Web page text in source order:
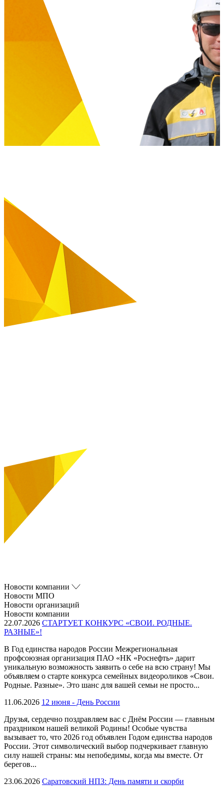
Новости компании
Новости МПО
Новости организаций
Новости компании
22.07.2026 СТАРТУЕТ КОНКУРС «СВОИ. РОДНЫЕ.
РАЗНЫЕ»!
В Год единства народов России Межрегиональная
профсоюзная организация ПАО «НК «Роснефть» дарит
уникальную возможность заявить о себе на всю страну! Мы
объявляем о старте конкурса семейных видеороликов «Свои.
Родные. Разные». Это шанс для вашей семьи не просто...
11.06.2026 12 июня - День России
Друзья, сердечно поздравляем вас с Днём России — главным
праздником нашей великой Родины! Особые чувства
вызывает то, что 2026 год объявлен Годом единства народов
России. Этот символический выбор подчеркивает главную
силу нашей страны: мы непобедимы, когда мы вместе. От
берегов...
23.06.2026 Саратовский НПЗ: День памяти и скорби